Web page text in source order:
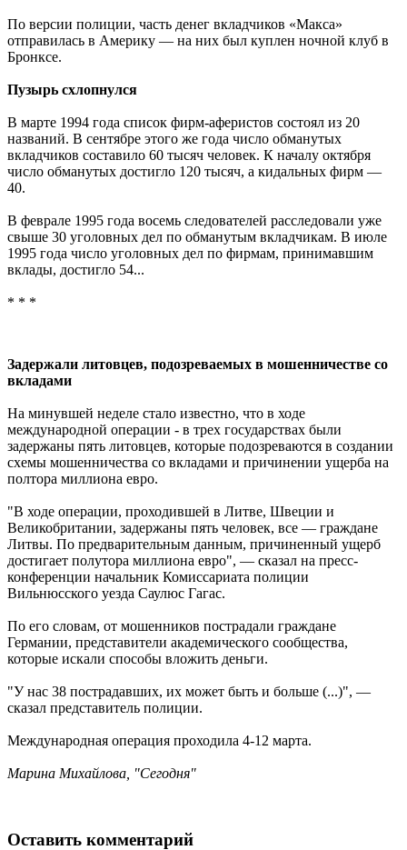
По версии полиции, часть денег вкладчиков «Макса»
отправилась в Америку — на них был куплен ночной клуб в
Бронксе.
Пузырь схлопнулся
В марте 1994 года список фирм-аферистов состоял из 20
названий. В сентябре этого же года число обманутых
вкладчиков составило 60 тысяч человек. К началу октября
число обманутых достигло 120 тысяч, а кидальных фирм —
40.
В феврале 1995 года восемь следователей расследовали уже
свыше 30 уголовных дел по обманутым вкладчикам. В июле
1995 года число уголовных дел по фирмам, принимавшим
вклады, достигло 54...
* * *
Задержали литовцев, подозреваемых в мошенничестве со
вкладами
На минувшей неделе стало известно, что в ходе
международной операции - в трех государствах были
задержаны пять литовцев, которые подозреваются в создании
схемы мошенничества со вкладами и причинении ущерба на
полтора миллиона евро.
"В ходе операции, проходившей в Литве, Швеции и
Великобритании, задержаны пять человек, все — граждане
Литвы. По предварительным данным, причиненный ущерб
достигает полутора миллиона евро", — сказал на пресс-
конференции начальник Комиссариата полиции
Вильнюсского уезда Саулюс Гагас.
По его словам, от мошенников пострадали граждане
Германии, представители академического сообщества,
которые искали способы вложить деньги.
"У нас 38 пострадавших, их может быть и больше (...)", —
сказал представитель полиции.
Международная операция проходила 4-12 марта.
Марина Михайлова, "Сегодня"
Оставить комментарий